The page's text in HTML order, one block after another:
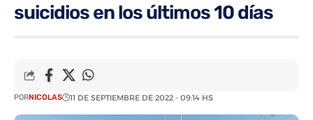
suicidios en los últimos 10 días
PORNICOLAS 11 DE SEPTIEMBRE DE 2022 - 09:14 HS